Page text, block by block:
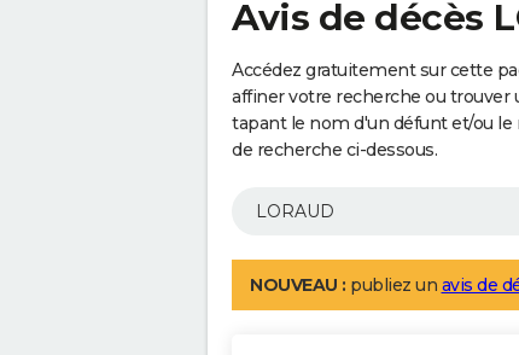
Avis de décès
Accédez gratuitement sur cette
affiner votre recherche ou trouver
tapant le nom d'un défunt et/ou
de recherche ci-dessous.
NOUVEAU : publiez un avis de